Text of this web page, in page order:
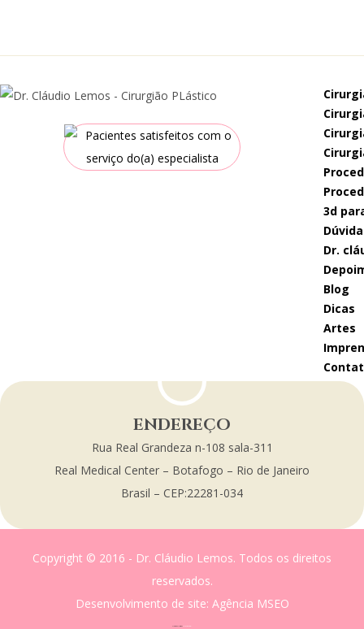
3d
dr.
blog
dicas
artes
ENDEREÇO
Rua Real Grandeza n-108 sala-311
Real Medical Center – Botafogo – Rio de Janeiro
Brasil – CEP:22281-034
Copyright © 2016 - Dr. Cláudio Lemos. Todos os direitos
reservados.
Desenvolvimento de site: Agência MSEO